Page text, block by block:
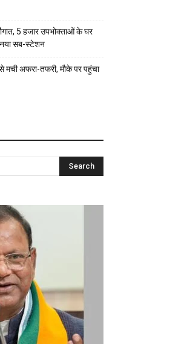
5 हजार उपभोक्ताओं के घर
सब-स्टेशन
मची अफरा-तफरी, मौके पर पहुंचा